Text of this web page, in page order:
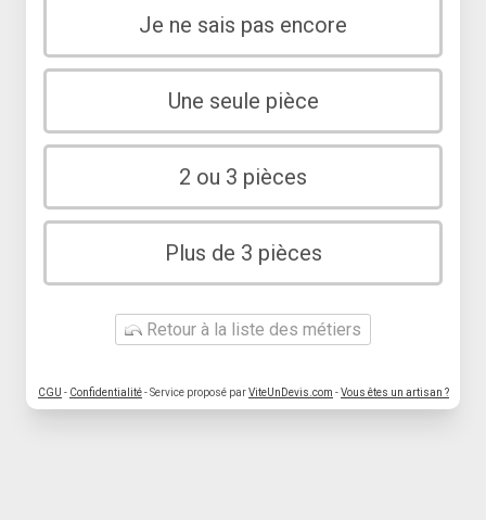
Je ne sais pas encore
Une seule pièce
2 ou 3 pièces
Plus de 3 pièces
Retour à la liste des métiers
CGU - Confidentialité- Service proposé parViteUnDevis.com -Vous êtes un artisan ?